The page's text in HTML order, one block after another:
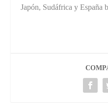
Japón, Sudáfrica y España